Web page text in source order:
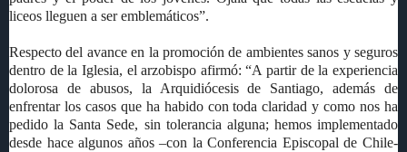
liceos lleguen a ser emblemáticos”.
Respecto del avance en la promoción de ambientes sanos y seguros
dentro de la Iglesia, el arzobispo afirmó: “A partir de la experiencia
dolorosa de abusos, la Arquidiócesis de Santiago, además de
enfrentar los casos que ha habido con toda claridad y como nos ha
pedido la Santa Sede, sin tolerancia alguna; hemos implementado
desde hace algunos años –con la Conferencia Episcopal de Chile-